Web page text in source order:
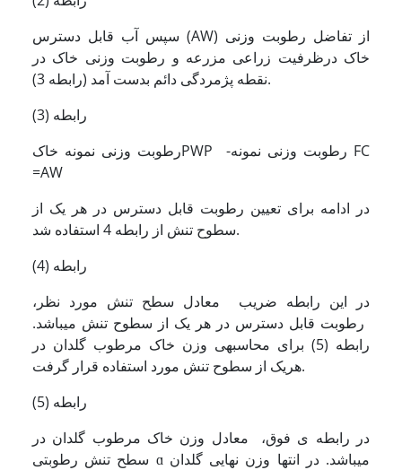
سپس آب قابل دسترس (AW) از تفاضل رطوبت وزنی
خاک درظرفیت زراعی مزرعه و رطوبت وزنی خاک در
نقطه پژمردگی دائم بدست آمد (رابطه 3).
رابطه (3)
رطوبت وزنی نمونه خاکPWP -رطوبت وزنی نمونه FC
=AW
در ادامه برای تعیین رطوبت قابل دسترس در هر یک از
سطوح تنش از رابطه 4 استفاده شد.
در این رابطه ضریب معادل سطح تنش مورد نظر،
رطوبت قابل دسترس در هر یک از سطوح تنش می­­باشد.
رابطه (5) برای محاسبه­ی وزن خاک مرطوب گلدان در
هریک از سطوح تنش مورد استفاده قرار گرفت.
در رابطه ی فوق، معادل وزن خاک مرطوب گلدان در
سطح تنش رطوبتی ɑ می­باشد. در انتها وزن نهایی گلدان